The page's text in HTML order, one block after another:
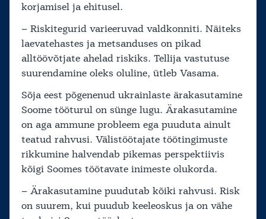
korjamisel ja ehitusel.
– Riskitegurid varieeruvad valdkonniti. Näiteks
laevatehastes ja metsanduses on pikad
alltöövõtjate ahelad riskiks. Tellija vastutuse
suurendamine oleks oluline, ütleb Vasama.
Sõja eest põgenenud ukrainlaste ärakasutamine
Soome tööturul on sünge lugu. Ärakasutamine
on aga ammune probleem ega puuduta ainult
teatud rahvusi. Välistöötajate töötingimuste
rikkumine halvendab pikemas perspektiivis
kõigi Soomes töötavate inimeste olukorda.
– Ärakasutamine puudutab kõiki rahvusi. Risk
on suurem, kui puudub keeleoskus ja on vähe